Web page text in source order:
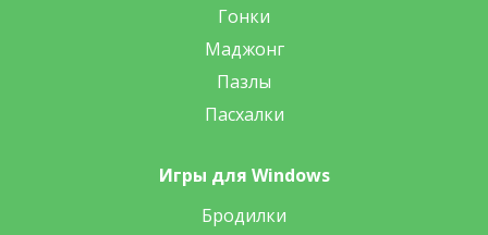
Гонки
Маджонг
Пазлы
Пасхалки
Игры для Windows
Бродилки